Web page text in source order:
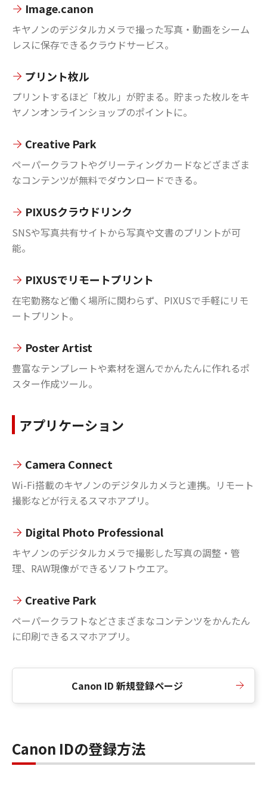
Image.canon
キヤノンのデジタルカメラで撮った写真・動画をシーム
レスに保存できるクラウドサービス。
プリント枚ル
プリントするほど「枚ル」が貯まる。貯まった枚ルをキ
ヤノンオンラインショップのポイントに。
Creative Park
ペーパークラフトやグリーティングカードなどざまざま
なコンテンツが無料でダウンロードできる。
PIXUSクラウドリンク
SNSや写真共有サイトから写真や文書のプリントが可
能。
PIXUSでリモートプリント
在宅勤務など働く場所に関わらず、PIXUSで手軽にリモ
ートプリント。
Poster Artist
豊富なテンプレートや素材を選んでかんたんに作れるポ
スター作成ツール。
アプリケーション
Camera Connect
Wi-Fi搭載のキヤノンのデジタルカメラと連携。リモート
撮影などが行えるスマホアプリ。
Digital Photo Professional
キヤノンのデジタルカメラで撮影した写真の調整・管
理、RAW現像ができるソフトウエア。
Creative Park
ペーパークラフトなどさまざまなコンテンツをかんたん
に印刷できるスマホアプリ。
Canon ID 新規登録ページ
Canon IDの登録方法